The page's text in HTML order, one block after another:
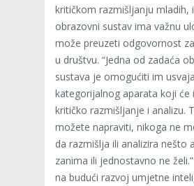
kritičkom razmišljanju mladih,
obrazovni sustav ima važnu
može preuzeti odgovornost
u društvu. “Jedna od zadaća
sustava je omogućiti im
kategorijalnog aparata koji će
kritičko razmišljanje i analizu.
možete napraviti, nikoga ne
da razmišlja ili analizira nešto
zanima ili jednostavno ne
na budući razvoj umjetne